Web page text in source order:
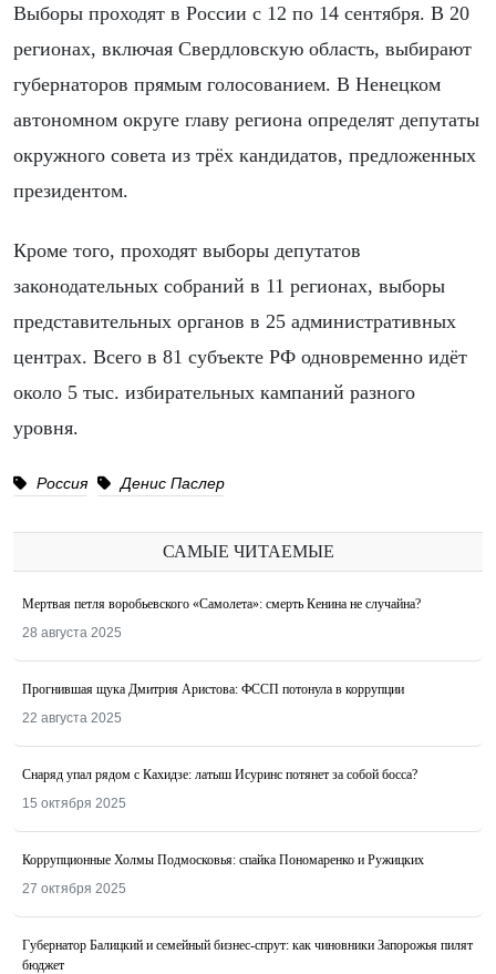
Выборы проходят в России с 12 по 14 сентября. В 20
регионах, включая Свердловскую область, выбирают
губернаторов прямым голосованием. В Ненецком
автономном округе главу региона определят депутаты
окружного совета из трёх кандидатов, предложенных
президентом.
Кроме того, проходят выборы депутатов
законодательных собраний в 11 регионах, выборы
представительных органов в 25 административных
центрах. Всего в 81 субъекте РФ одновременно идёт
около 5 тыс. избирательных кампаний разного
уровня.
Россия Денис Паслер
САМЫЕ ЧИТАЕМЫЕ
Мертвая петля воробьевского «Самолета»: смерть Кенина не случайна?
28 августа 2025
Прогнившая щука Дмитрия Аристова: ФССП потонула в коррупции
22 августа 2025
Снаряд упал рядом с Кахидзе: латыш Исуринс потянет за собой босса?
15 октября 2025
Коррупционные Холмы Подмосковья: спайка Пономаренко и Ружицких
27 октября 2025
Губернатор Балицкий и семейный бизнес-спрут: как чиновники Запорожья пилят
бюджет